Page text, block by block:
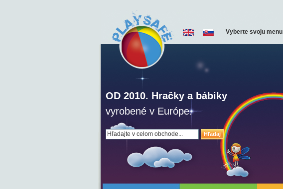
Hľadaj
OD 2010. Hračky a bábiky
vyrobené v Európe.
Vyberte svoju menu